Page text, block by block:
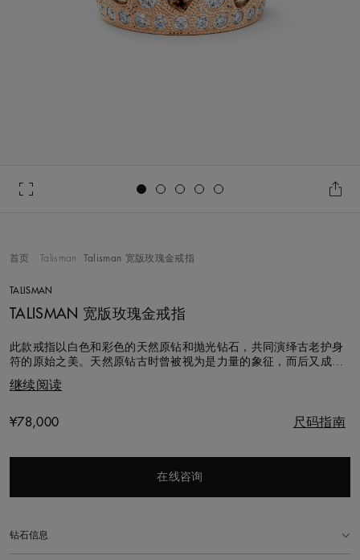
首页 Talisman Talisman 宽版玫瑰金戒指
TALISMAN
TALISMAN 宽版玫瑰金戒指
此款戒指以白色和彩色的天然原钻和抛光钻石，共同演绎古老护身
符的原始之美。天然原钻古时曾被视为是力量的象征，而后又成为
寓意所在。 此款 18K 玫瑰金戒指宽 8.0 毫米，镶嵌 70 颗具有独
割和
继续阅读
Original price
¥78,000 尺码指南
在线咨询
钻石信息